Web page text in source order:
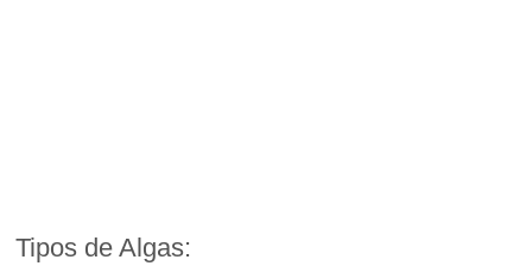
Tipos de Algas: